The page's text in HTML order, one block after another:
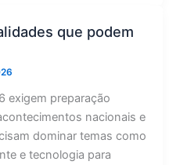
que podem
exigem preparação
nacionais e
dominar temas como
e tecnologia para